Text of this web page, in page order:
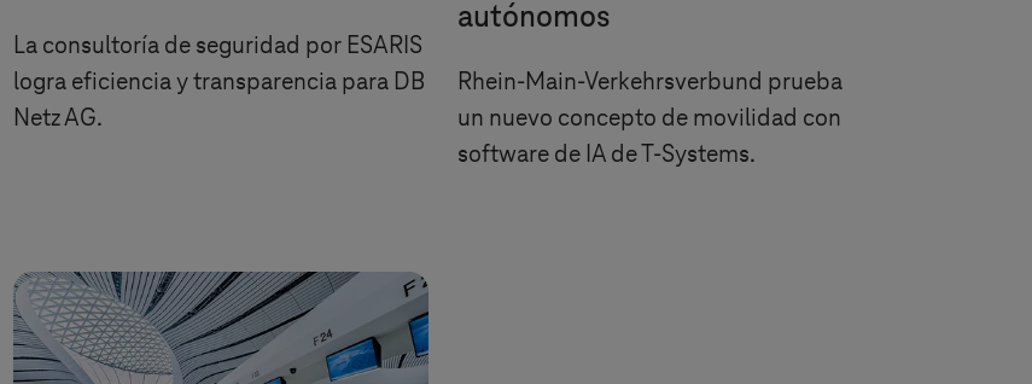
La consultoría de seguridad por ESARIS
logra eficiencia y transparencia para DB
Netz AG.
autónomos
Rhein-Main-Verkehrsverbund prueba
un nuevo concepto de movilidad con
software de IA deT-Systems.